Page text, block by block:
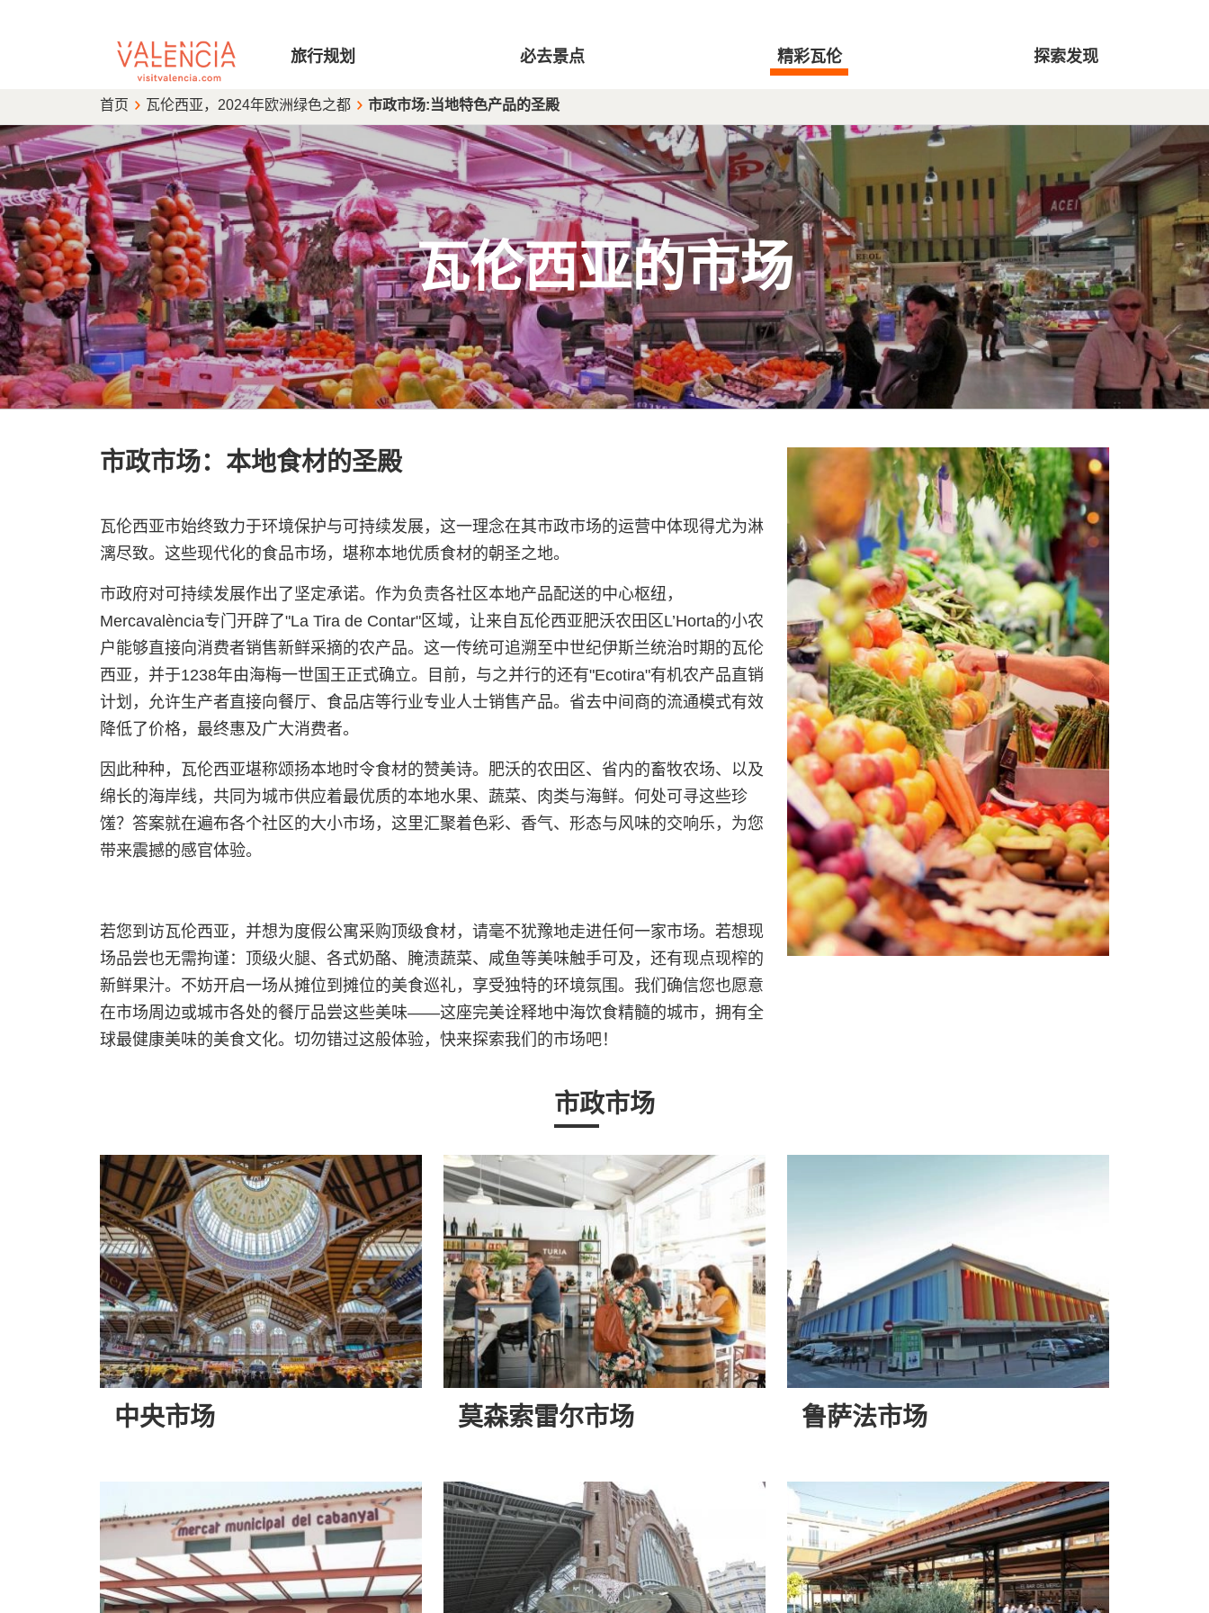
to
main
content
navigation
旅行规划 必去景点 精彩瓦伦 探索发现
Breadcrumb
首页 瓦伦西亚，2024年欧洲绿色之都 市政市场:当地特色产品的圣殿
瓦伦西亚的市场
市政市场：本地食材的圣殿
瓦伦西亚市始终致力于环境保护与可持续发展，这一理念在其市政市场的运营中体现得尤为淋
漓尽致。这些现代化的食品市场，堪称本地优质食材的朝圣之地。
市政府对可持续发展作出了坚定承诺。作为负责各社区本地产品配送的中心枢纽，
Mercavalència专门开辟了"La Tira de Contar"区域，让来自瓦伦西亚肥沃农田区L’Horta的小农
户能够直接向消费者销售新鲜采摘的农产品。这一传统可追溯至中世纪伊斯兰统治时期的瓦伦
西亚，并于1238年由海梅一世国王正式确立。目前，与之并行的还有"Ecotira"有机农产品直销
计划，允许生产者直接向餐厅、食品店等行业专业人士销售产品。省去中间商的流通模式有效
降低了价格，最终惠及广大消费者。
因此种种，瓦伦西亚堪称颂扬本地时令食材的赞美诗。肥沃的农田区、省内的畜牧农场、以及
绵长的海岸线，共同为城市供应着最优质的本地水果、蔬菜、肉类与海鲜。何处可寻这些珍
馐？答案就在遍布各个社区的大小市场，这里汇聚着色彩、香气、形态与风味的交响乐，为您
带来震撼的感官体验。
若您到访瓦伦西亚，并想为度假公寓采购顶级食材，请毫不犹豫地走进任何一家市场。若想现
场品尝也无需拘谨：顶级火腿、各式奶酪、腌渍蔬菜、咸鱼等美味触手可及，还有现点现榨的
新鲜果汁。不妨开启一场从摊位到摊位的美食巡礼，享受独特的环境氛围。我们确信您也愿意
在市场周边或城市各处的餐厅品尝这些美味——这座完美诠释地中海饮食精髓的城市，拥有全
球最健康美味的美食文化。切勿错过这般体验，快来探索我们的市场吧！
市政市场
中央市场
市
莫森索雷尔市场
森
索
雷
尔
市
鲁萨法市场
萨
法
市
场